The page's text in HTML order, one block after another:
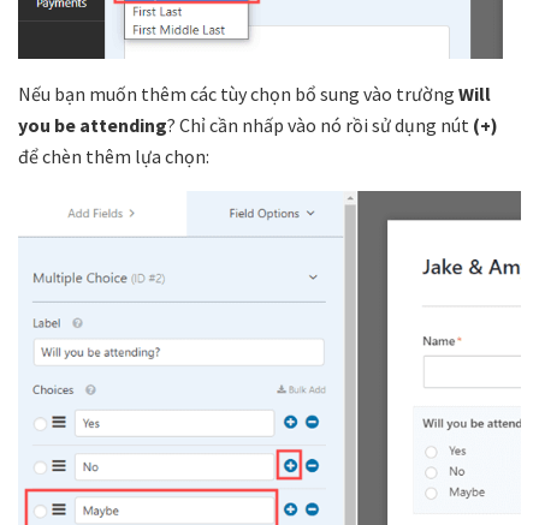
Nếu bạn muốn thêm các tùy chọn bổ sung vào trường Will
you be attending? Chỉ cần nhấp vào nó rồi sử dụng nút (+)
để chèn thêm lựa chọn: